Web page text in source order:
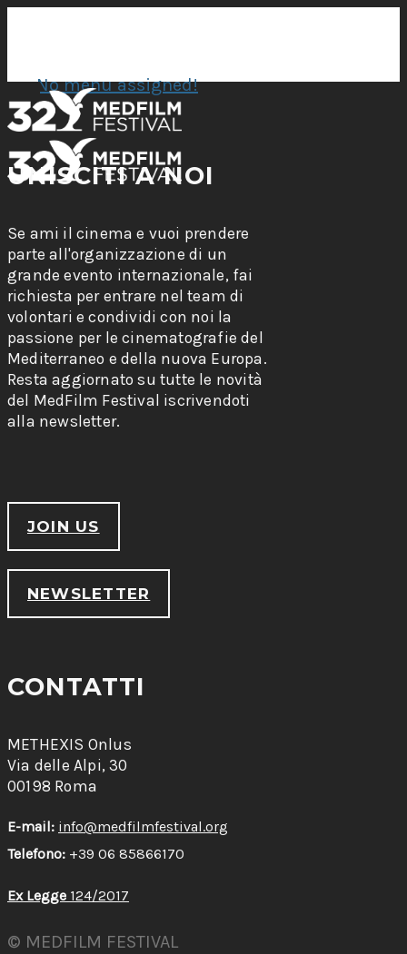
No menu assigned!
UNISCITI A NOI
Se ami il cinema e vuoi prendere
parte all'organizzazione di un
grande evento internazionale, fai
richiesta per entrare nel team di
volontari e condividi con noi la
passione per le cinematografie del
Mediterraneo e della nuova Europa.
Resta aggiornato su tutte le novità
del MedFilm Festival iscrivendoti
alla newsletter.
JOIN US
NEWSLETTER
CONTATTI
METHEXIS Onlus
Via delle Alpi, 30
00198 Roma
E-mail: info@medfilmfestival.org
Telefono: +39 06 85866170
Ex Legge 124/2017
© MEDFILM FESTIVAL